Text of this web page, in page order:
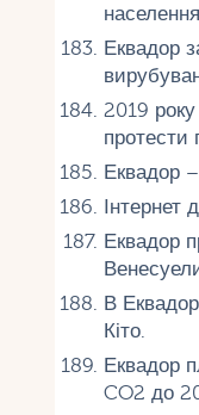
Еквадор
2019
протести
Еквадор
Інтернет
Еквадор
В
Кіто.
Еквадор
CO2 до